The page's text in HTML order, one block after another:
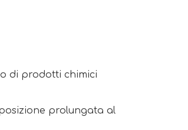
di prodotti chimici
prolungata al